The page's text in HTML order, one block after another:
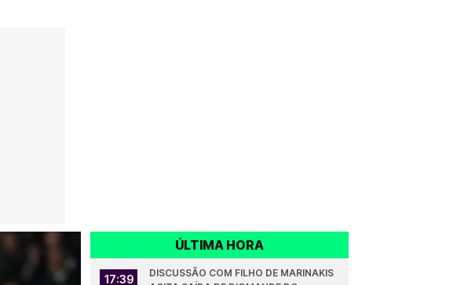
ÚLTIMA HORA
17:39
DISCUSSÃO COM FILHO DE MARINAKIS